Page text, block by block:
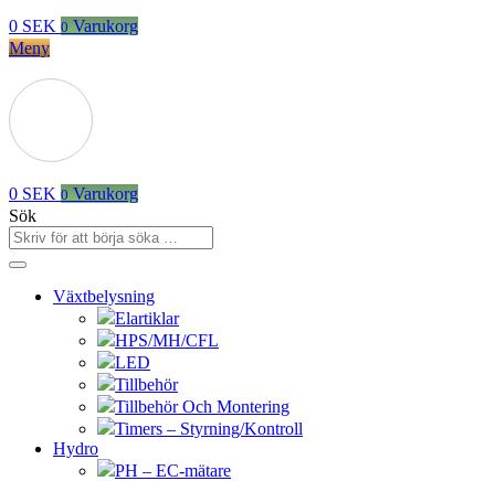
0 SEK 0 Varukorg
Meny
0 SEK 0 Varukorg
Sök
Växtbelysning
Elartiklar
HPS/MH/CFL
LED
Tillbehör
Tillbehör Och Montering
Timers – Styrning/Kontroll
Hydro
PH – EC-mätare